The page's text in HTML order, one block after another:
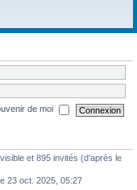
de moi
et 895 invités (d’après le
le 23 oct. 2025, 05:27